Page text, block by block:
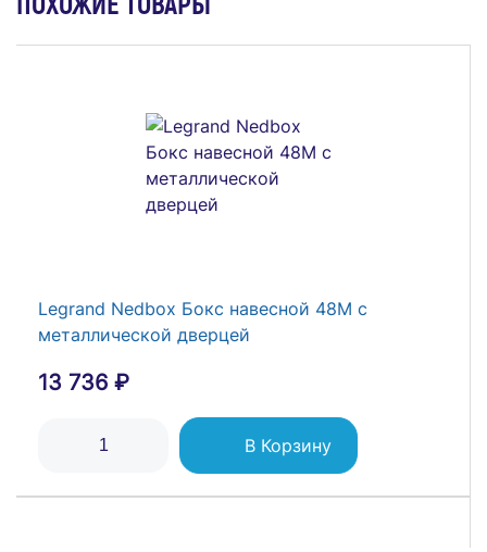
Legrand Nedbox Бокс навесной 48M с
металлической дверцей
13 736 ₽
В Корзину